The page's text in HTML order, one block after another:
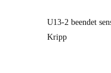
U13-2 beendet
Kripp